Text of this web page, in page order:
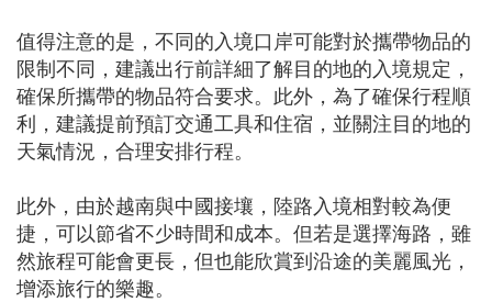
值得注意的是，不同的入境口岸可能對於攜帶物品的
限制不同，建議出行前詳細了解目的地的入境規定，
確保所攜帶的物品符合要求。此外，為了確保行程順
利，建議提前預訂交通工具和住宿，並關注目的地的
天氣情況，合理安排行程。
此外，由於越南與中國接壤，陸路入境相對較為便
捷，可以節省不少時間和成本。但若是選擇海路，雖
然旅程可能會更長，但也能欣賞到沿途的美麗風光，
增添旅行的樂趣。